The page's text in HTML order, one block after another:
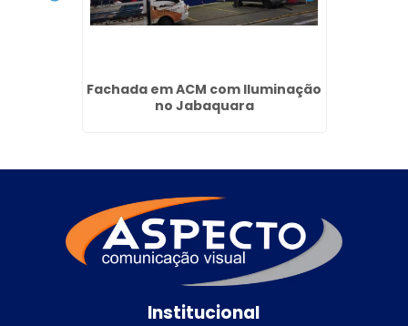
Fachada em ACM com Iluminação
no Jabaquara
Institucional